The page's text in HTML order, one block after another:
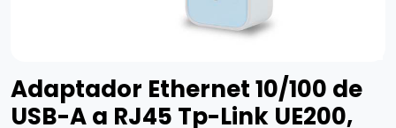
Adaptador Ethernet 10/100 de
USB-A a RJ45 Tp-Link UE200,